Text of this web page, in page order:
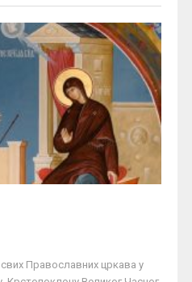
свих Православних цркава у